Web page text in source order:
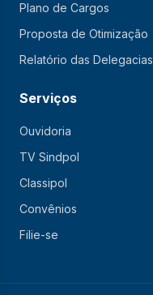
Plano de Cargos
Proposta de Otimização
Relatório das Delegacias
Serviços
Ouvidoria
TV Sindpol
Classipol
Convênios
Filie-se